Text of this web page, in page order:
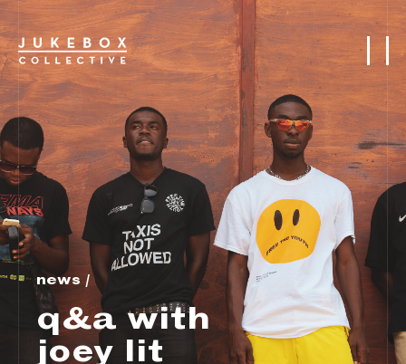
english
dosbarthiadau
academi
asiantaeth
cynyrchiadau
amdanom ni
news /
q&a with
joey lit